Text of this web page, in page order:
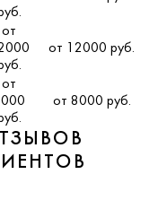
от
от 12000 руб.
от
от 8000 руб.